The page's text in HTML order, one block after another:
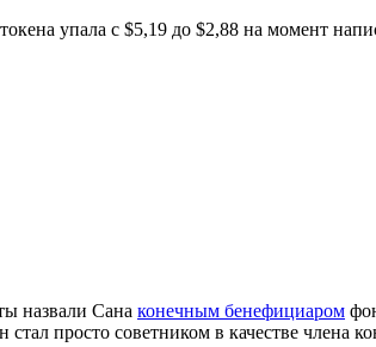
упала с $5,19 до $2,88 на момент
назвали Сана конечным бенефициаром
просто советником в качестве члена